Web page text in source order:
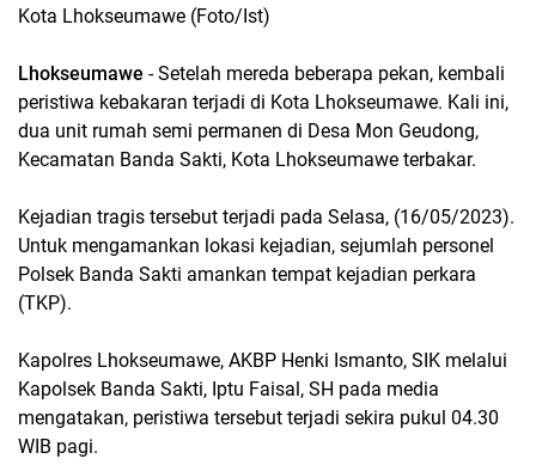
Kota Lhokseumawe (Foto/Ist)
Lhokseumawe - Setelah mereda beberapa pekan, kembali
peristiwa kebakaran terjadi di Kota Lhokseumawe. Kali ini,
dua unit rumah semi permanen di Desa Mon Geudong,
Kecamatan Banda Sakti, Kota Lhokseumawe terbakar.
Kejadian tragis tersebut terjadi pada Selasa, (16/05/2023).
Untuk mengamankan lokasi kejadian, sejumlah personel
Polsek Banda Sakti amankan tempat kejadian perkara
(TKP).
Kapolres Lhokseumawe, AKBP Henki Ismanto, SIK melalui
Kapolsek Banda Sakti, Iptu Faisal, SH pada media
mengatakan, peristiwa tersebut terjadi sekira pukul 04.30
WIB pagi.